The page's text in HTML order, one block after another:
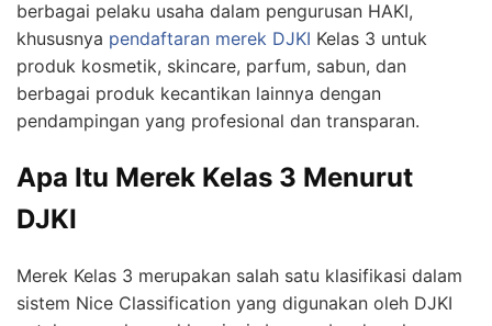
berbagai pelaku usaha dalam pengurusan HAKI,
khususnya pendaftaran merek DJKI Kelas 3 untuk
produk kosmetik, skincare, parfum, sabun, dan
berbagai produk kecantikan lainnya dengan
pendampingan yang profesional dan transparan.
Apa Itu Merek Kelas 3 Menurut
DJKI
Merek Kelas 3 merupakan salah satu klasifikasi dalam
sistem Nice Classification yang digunakan oleh DJKI